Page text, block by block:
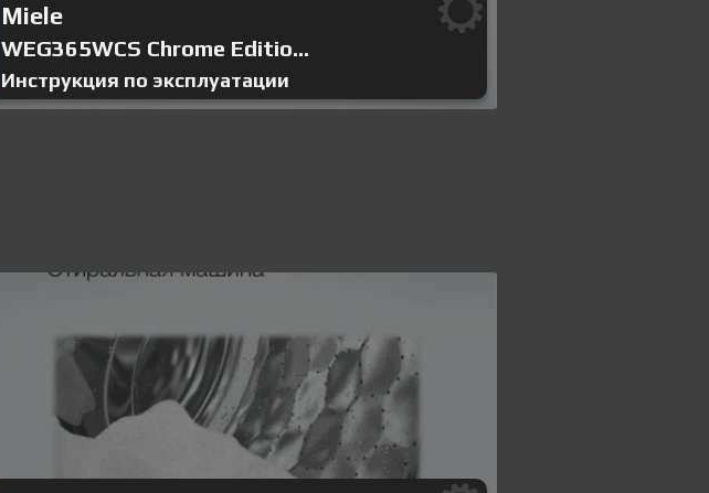
Miele
WEG365WCS Chrome Editio...
Инструкция по эксплуатации